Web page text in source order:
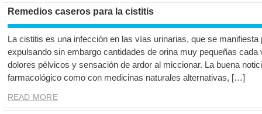
Remedios caseros para la cistitis
La cistitis es una infección en las vías urinarias, que se
expulsando sin embargo cantidades de orina muy pequeñas
dolores pélvicos y sensación de ardor al miccionar. La buena
farmacológico como con medicinas naturales alternativas, […]
READ MORE